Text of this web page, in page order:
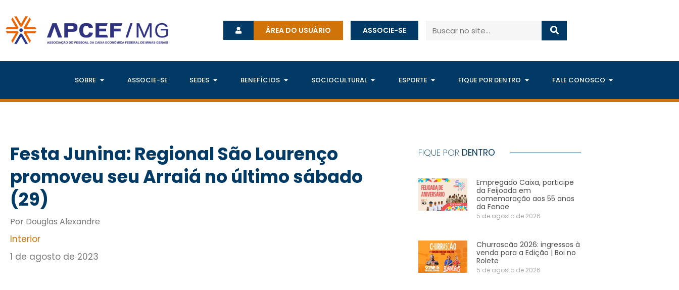
ÁREA DO USUÁRIO ASSOCIE-SE
SOBRE ASSOCIE-SE SEDES BENEFÍCIOS SOCIOCULTURAL ESPORTE FIQUE POR DENTRO FALE CONOSCO
Festa Junina: Regional São Lourenço
promoveu seu Arraiá no último sábado
(29)
Por Douglas Alexandre
Interior
1 de agosto de 2023
FIQUE POR DENTRO
Empregado Caixa, participe
da Feijoada em
comemoração aos 55 anos
da Fenae
5 de agosto de 2026
Churrascão 2026: ingressos à
venda para a Edição | Boi no
Rolete
5 de agosto de 2026